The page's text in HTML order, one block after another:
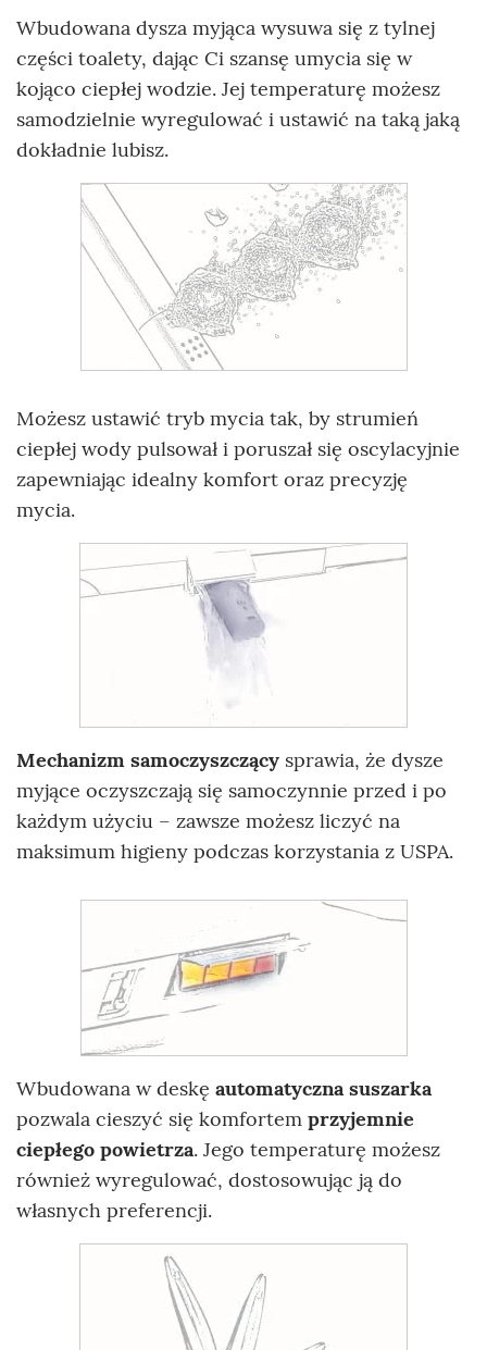
Wbudowana dysza myjąca wysuwa się z tylnej
części toalety, dając Ci szansę umycia się w
kojąco ciepłej wodzie. Jej temperaturę możesz
samodzielnie wyregulować i ustawić na taką jaką
dokładnie lubisz.
Możesz ustawić tryb mycia tak, by strumień
ciepłej wody pulsował i poruszał się oscylacyjnie
zapewniając idealny komfort oraz precyzję
mycia.
Mechanizm samoczyszczący sprawia, że dysze
myjące oczyszczają się samoczynnie przed i po
każdym użyciu – zawsze możesz liczyć na
maksimum higieny podczas korzystania z USPA.
Wbudowana w deskę automatyczna suszarka
pozwala cieszyć się komfortem przyjemnie
ciepłego powietrza. Jego temperaturę możesz
również wyregulować, dostosowując ją do
własnych preferencji.